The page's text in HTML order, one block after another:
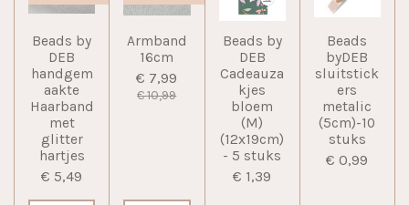
Beads by
DEB
handgem
aakte
Haarband
met
glitter
hartjes
€ 5,49
Armband
16cm
€ 7,99
€ 10,99
Beads by
DEB
Cadeauza
kjes
bloem
(M)
(12x19cm)
- 5 stuks
€ 1,39
Beads
byDEB
sluitstick
ers
metalic
(5cm)-10
stuks
€ 0,99